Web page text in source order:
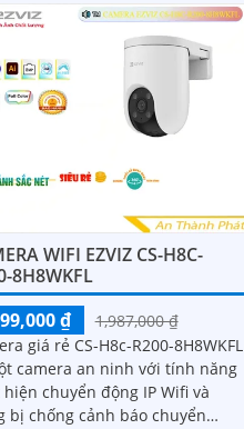
WIFI EZVIZ CS-H8C-
8H8WKFL
₫
1,987,000 ₫
giá rẻ CS-H8c-R200-8H8WKFL
camera an ninh với tính năng
chuyển động IP Wifi và
bị chống cảnh báo chuyển